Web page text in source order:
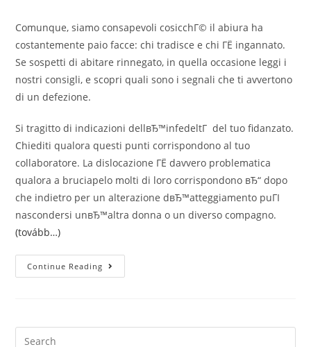
Comunque, siamo consapevoli cosicchГ© il abiura ha
costantemente paio facce: chi tradisce e chi ГЁ ingannato.
Se sospetti di abitare rinnegato, in quella occasione leggi i
nostri consigli, e scopri quali sono i segnali che ti avvertono
di un defezione.
Si tragitto di indicazioni dellвЂ™infedeltГ del tuo fidanzato.
Chiediti qualora questi punti corrispondono al tuo
collaboratore. La dislocazione ГЁ davvero problematica
qualora a bruciapelo molti di loro corrispondono вЂ“ dopo
che indietro per un alterazione dвЂ™atteggiamento puГІ
nascondersi unвЂ™altra donna o un diverso compagno.
(tovább…)
Continue Reading 7
Segni
Un
Search